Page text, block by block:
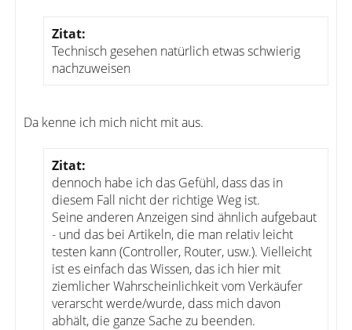
Zitat:
Technisch gesehen natürlich etwas schwierig
nachzuweisen
Da kenne ich mich nicht mit aus.
Zitat:
dennoch habe ich das Gefühl, dass das in
diesem Fall nicht der richtige Weg ist.
Seine anderen Anzeigen sind ähnlich aufgebaut
- und das bei Artikeln, die man relativ leicht
testen kann (Controller, Router, usw.). Vielleicht
ist es einfach das Wissen, das ich hier mit
ziemlicher Wahrscheinlichkeit vom Verkäufer
verarscht werde/wurde, dass mich davon
abhält, die ganze Sache zu beenden.